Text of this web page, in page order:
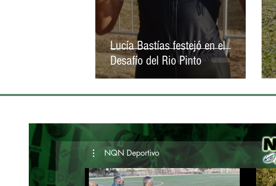
Lucía Bastías festejó en el
Desafío del Rio Pinto
NQN Deportivo